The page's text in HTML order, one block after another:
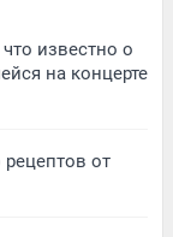
известно о
на концерте
рецептов от